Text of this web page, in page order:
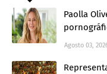
Paolla
Agosto 03,